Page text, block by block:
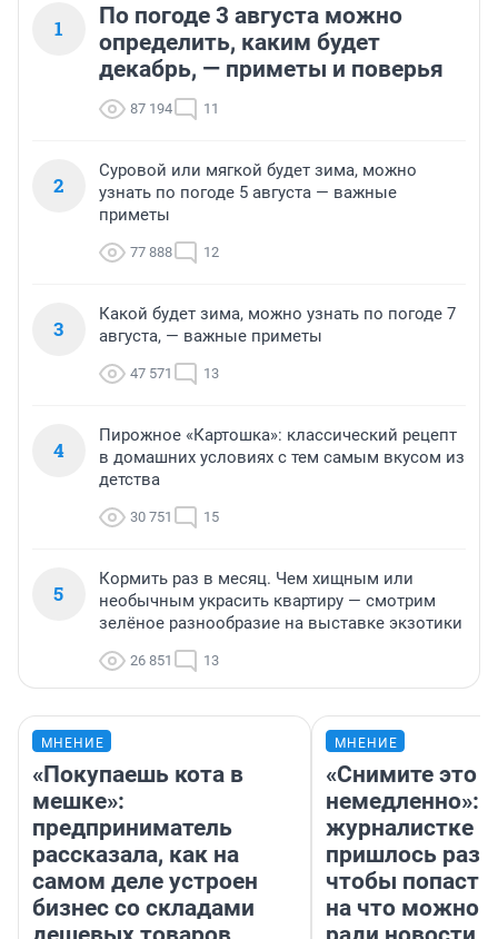
1
По погоде 3 августа можно
определить, каким будет
декабрь, — приметы и поверья
87 194 11
2
Суровой или мягкой будет зима, можно
узнать по погоде 5 августа — важные
приметы
77 888 12
3
Какой будет зима, можно узнать по погоде 7
августа, — важные приметы
47 571 13
4
Пирожное «Картошка»: классический рецепт
в домашних условиях с тем самым вкусом из
детства
30 751 15
5
Кормить раз в месяц. Чем хищным или
необычным украсить квартиру — смотрим
зелёное разнообразие на выставке экзотики
26 851 13
МНЕНИЕ
«Покупаешь кота в
мешке»:
предприниматель
рассказала, как на
самом деле устроен
бизнес со складами
МНЕНИЕ
«Снимите это
немедленно»:
журналистке
пришлось
чтобы попасть
на что можно